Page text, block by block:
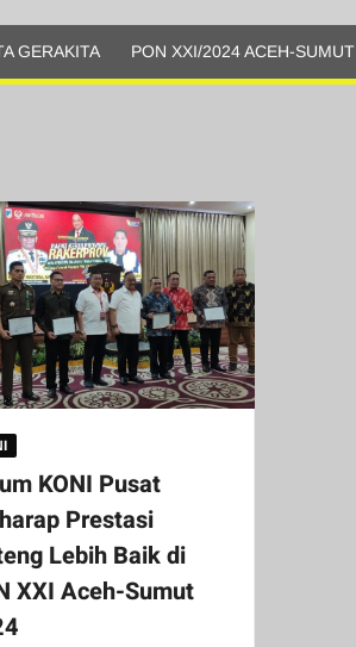
GERAKITA PON XXI/2024 ACEH-SUMUT
KONI Pusat
Prestasi
Lebih Baik di
XXI Aceh-Sumut